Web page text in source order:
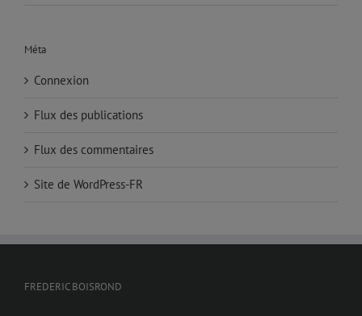
Méta
Connexion
Flux des publications
Flux des commentaires
Site de WordPress-FR
FREDERIC BOISROND